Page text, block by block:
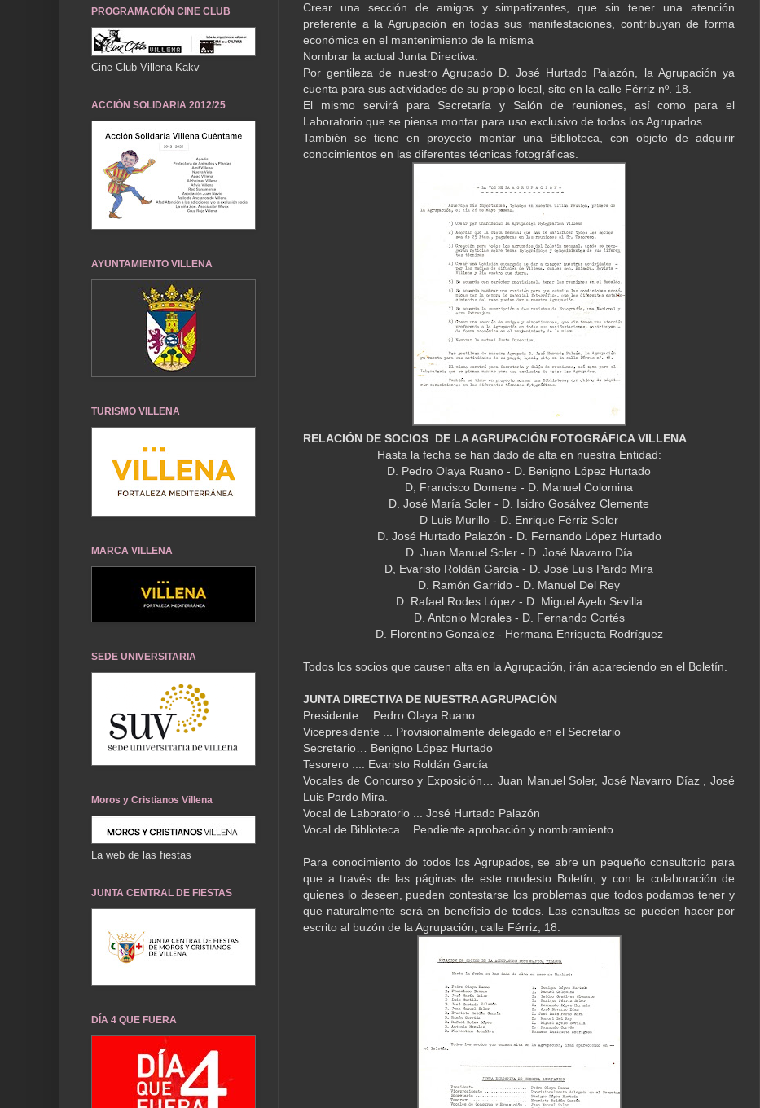
Crear una sección de amigos y simpatizantes, que sin tener una atención
preferente a la Agrupación en todas sus manifestaciones, contribuyan de forma
económica en el mantenimiento de la misma
Nombrar la actual Junta Directiva.
Por gentileza de nuestro Agrupado D. José Hurtado Palazón, la Agrupación ya
cuenta para sus actividades de su propio local, sito en la calle Férriz nº. 18.
El mismo servirá para Secretaría y Salón de reuniones, así como para el
Laboratorio que se piensa montar para uso exclusivo de todos los Agrupados.
También se tiene en proyecto montar una Biblioteca, con objeto de adquirir
conocimientos en las diferentes técnicas fotográficas.
RELACIÓN DE SOCIOS DE LA AGRUPACIÓN FOTOGRÁFICA VILLENA
Hasta la fecha se han dado de alta en nuestra Entidad:
D. Pedro Olaya Ruano - D. Benigno López Hurtado
D, Francisco Domene - D. Manuel Colomina
D. José María Soler - D. Isidro Gosálvez Clemente
D Luis Murillo - D. Enrique Férriz Soler
D. José Hurtado Palazón - D. Fernando López Hurtado
D. Juan Manuel Soler - D. José Navarro Día
D, Evaristo Roldán García - D. José Luis Pardo Mira
D. Ramón Garrido - D. Manuel Del Rey
D. Rafael Rodes López - D. Miguel Ayelo Sevilla
D. Antonio Morales - D. Fernando Cortés
D. Florentino González - Hermana Enriqueta Rodríguez
Todos los socios que causen alta en la Agrupación, irán apareciendo en el Boletín.
JUNTA DIRECTIVA DE NUESTRA AGRUPACIÓN
Presidente… Pedro Olaya Ruano
Vicepresidente ... Provisionalmente delegado en el Secretario
Secretario… Benigno López Hurtado
Tesorero .... Evaristo Roldán García
Vocales de Concurso y Exposición… Juan Manuel Soler, José Navarro Díaz , José
Luis Pardo Mira.
Vocal de Laboratorio ... José Hurtado Palazón
Vocal de Biblioteca... Pendiente aprobación y nombramiento
Para conocimiento do todos los Agrupados, se abre un pequeño consultorio para
que a través de las páginas de este modesto Boletín, y con la colaboración de
quienes lo deseen, pueden contestarse los problemas que todos podamos tener y
que naturalmente será en beneficio de todos. Las consultas se pueden hacer por
escrito al buzón de la Agrupación, calle Férriz, 18.
PROGRAMACIÓN CINE CLUB
Cine Club Villena Kakv
ACCIÓN SOLIDARIA 2012/25
AYUNTAMIENTO VILLENA
TURISMO VILLENA
MARCA VILLENA
SEDE UNIVERSITARIA
Moros y Cristianos Villena
La web de las fiestas
JUNTA CENTRAL DE FIESTAS
DÍA 4 QUE FUERA